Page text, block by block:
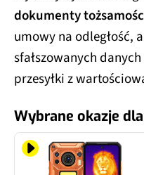
dokumenty
umowy na odległość,
sfałszowanych
przesyłki z
Wybrane okazje